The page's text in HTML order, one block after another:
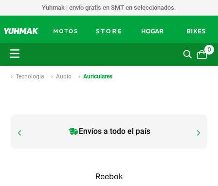
Yuhmak | envío gratis en SMT en seleccionados.
0
Tecnologia Audio Auriculares
Envíos a todo el país
Reebok